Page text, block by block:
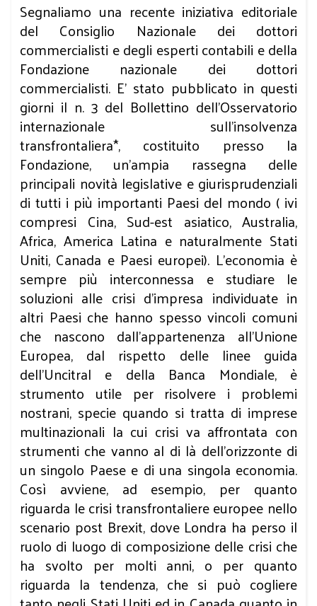
Segnaliamo una recente iniziativa editoriale
del Consiglio Nazionale dei dottori
commercialisti e degli esperti contabili e della
Fondazione nazionale dei dottori
commercialisti. E’ stato pubblicato in questi
giorni il n. 3 del Bollettino dell’Osservatorio
internazionale sull’insolvenza
transfrontaliera*, costituito presso la
Fondazione, un’ampia rassegna delle
principali novità legislative e giurisprudenziali
di tutti i più importanti Paesi del mondo ( ivi
compresi Cina, Sud-est asiatico, Australia,
Africa, America Latina e naturalmente Stati
Uniti, Canada e Paesi europei). L’economia è
sempre più interconnessa e studiare le
soluzioni alle crisi d’impresa individuate in
altri Paesi che hanno spesso vincoli comuni
che nascono dall’appartenenza all’Unione
Europea, dal rispetto delle linee guida
dell’Uncitral e della Banca Mondiale, è
strumento utile per risolvere i problemi
nostrani, specie quando si tratta di imprese
multinazionali la cui crisi va affrontata con
strumenti che vanno al di là dell’orizzonte di
un singolo Paese e di una singola economia.
Così avviene, ad esempio, per quanto
riguarda le crisi transfrontaliere europee nello
scenario post Brexit, dove Londra ha perso il
ruolo di luogo di composizione delle crisi che
ha svolto per molti anni, o per quanto
riguarda la tendenza, che si può cogliere